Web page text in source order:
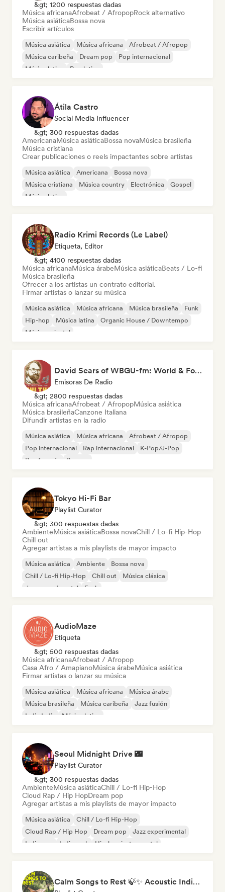
&gt; 1200 respuestas dadas
Música africanaAfrobeat / AfropopRock alternativo
Música asiáticaBossa nova
Escribir artículos
Música asiática Música africana
Afrobeat / Afropop
Música caribeña
Dream pop
Pop internacional
Música latina
Pop latino
Átila Castro
Social Media Influencer
&gt; 300 respuestas dadas
AmericanaMúsica asiáticaBossa novaMúsica brasileña
Música cristiana
Crear publicaciones o reels impactantes sobre artistas
Música asiática Americana
Bossa nova
Música cristiana
Música country Electrónica
Gospel
Música latina
Radio Krimi Records (Le Label)
Etiqueta, Editor
&gt; 4100 respuestas dadas
Música africanaMúsica árabeMúsica asiáticaBeats / Lo-fi
Música brasileña
Ofrecer a los artistas un contrato editorial.
Firmar artistas o lanzar su música
Música asiática Música africana Música brasileña
Funk
Hip-hop
Música latina
Organic House / Downtempo
Música oriental
David Sears of WBGU-fm: World & Folk Music DJ
Emisoras De Radio
&gt; 2800 respuestas dadas
Música africanaAfrobeat / AfropopMúsica asiática
Música brasileñaCanzone Italiana
Difundir artistas en la radio
Música asiática Música africana
Afrobeat / Afropop
Pop internacional
Rap internacional
K-Pop/J-Pop
Rap francés
Reggae
Tokyo Hi-Fi Bar
Playlist Curator
&gt; 300 respuestas dadas
AmbienteMúsica asiáticaBossa novaChill / Lo-fi Hip-Hop
Chill out
Agregar artistas a mis playlists de mayor impacto
Música asiática Ambiente
Bossa nova
Chill / Lo-fi Hip-Hop
Chill out
Música clásica
Jazz experimental
Funk
AudioMaze
Etiqueta
&gt; 500 respuestas dadas
Música africanaAfrobeat / Afropop
Casa Afro / AmapianoMúsica árabeMúsica asiática
Firmar artistas o lanzar su música
Música asiática Música africana
Música árabe
Música brasileña
Música caribeña
Jazz fusión
Indie India
Música latina
Seoul Midnight Drive 🌃
Playlist Curator
&gt; 300 respuestas dadas
AmbienteMúsica asiáticaChill / Lo-fi Hip-Hop
Cloud Rap / Hip HopDream pop
Agregar artistas a mis playlists de mayor impacto
Música asiática
Chill / Lo-fi Hip-Hop
Cloud Rap / Hip Hop
Dream pop
Jazz experimental
Indie pop
Indie rock Hip-hop instrumental
Calm Songs to Rest 🍃✨ Acoustic Indie Folk & Singer-Songwriter